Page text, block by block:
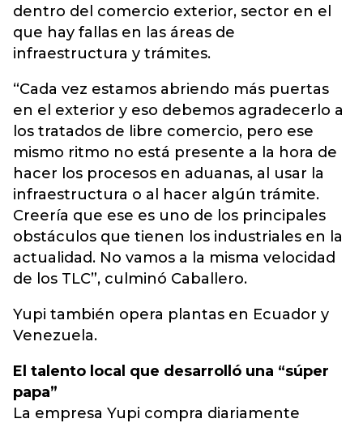
dentro del comercio exterior, sector en el
que hay fallas en las áreas de
infraestructura y trámites.
“Cada vez estamos abriendo más puertas
en el exterior y eso debemos agradecerlo a
los tratados de libre comercio, pero ese
mismo ritmo no está presente a la hora de
hacer los procesos en aduanas, al usar la
infraestructura o al hacer algún trámite.
Creería que ese es uno de los principales
obstáculos que tienen los industriales en la
actualidad. No vamos a la misma velocidad
de los TLC”, culminó Caballero.
Yupi también opera plantas en Ecuador y
Venezuela.
El talento local que desarrolló una “súper
papa”
La empresa Yupi compra diariamente